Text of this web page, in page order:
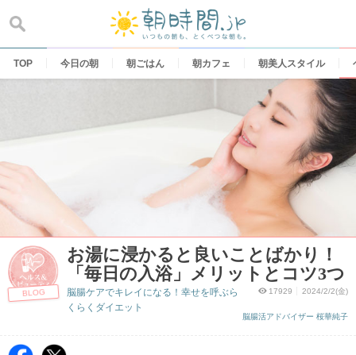
content
TOP 今日の朝 朝ごはん 朝カフェ 朝美人スタイル
BLOG
お湯に浸かると良いことばかり！
「毎日の入浴」メリットとコツ3つ
17929 2024/2/2(金)
脳腸活アドバイザー 桜華純子
脳腸ケアでキレイになる！幸せを呼ぶら
くらくダイエット